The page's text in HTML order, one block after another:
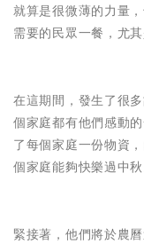
就算是很微薄的力量
需要的民眾一餐，尤
在這期間，發生了很
個家庭都有他們感動
了每個家庭一份物資
個家庭能夠快樂過中秋
緊接著，他們將於農